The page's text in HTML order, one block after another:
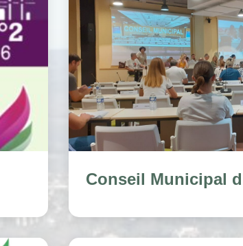
Conseil Municipal